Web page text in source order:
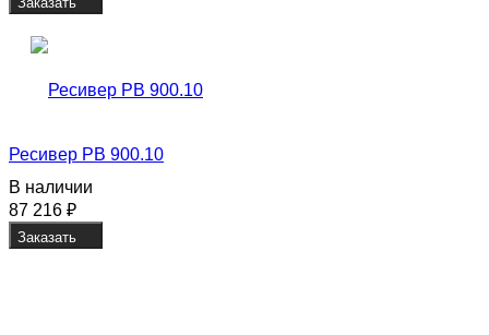
Ресивер РВ 900.10
В наличии
87 216 ₽
Заказать